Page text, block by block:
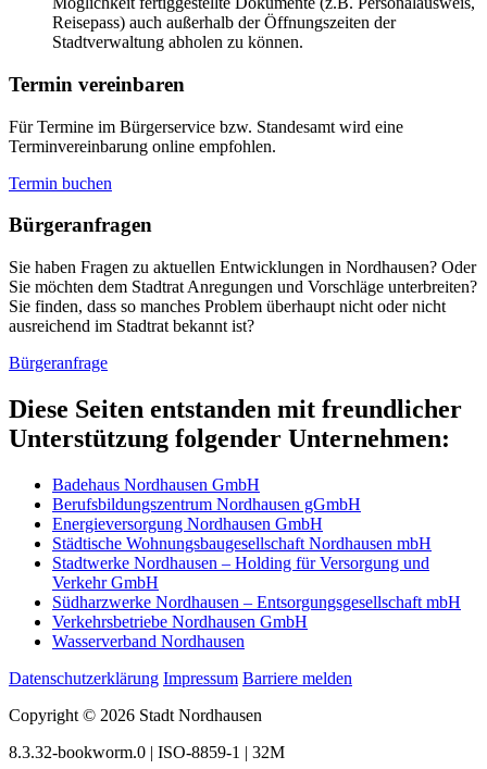
Reisepass) auch außerhalb der Öffnungszeiten der
Stadtverwaltung abholen zu können.
Termin vereinbaren
Für Termine im Bürgerservice bzw. Standesamt wird eine
Terminvereinbarung online empfohlen.
Termin buchen
Bürger­anfragen
Sie haben Fragen zu aktuellen Entwicklungen in Nordhausen? Oder
Sie möchten dem Stadtrat Anregungen und Vorschläge unterbreiten?
Sie finden, dass so manches Problem überhaupt nicht oder nicht
ausreichend im Stadtrat bekannt ist?
Bürgeranfrage
Diese Seiten entstanden mit freundlicher
Unterstützung folgender Unternehmen:
Badehaus Nordhausen GmbH
Berufsbildungszentrum Nordhausen gGmbH
Energieversorgung Nordhausen GmbH
Städtische Wohnungsbaugesellschaft Nordhausen mbH
Stadtwerke Nordhausen – Holding für Versorgung und
Verkehr GmbH
Südharzwerke Nordhausen – Entsorgungsgesellschaft mbH
Verkehrsbetriebe Nordhausen GmbH
Wasserverband Nordhausen
Datenschutzerklärung Impressum Barriere melden
Copyright © 2026 Stadt Nordhausen
8.3.32-bookworm.0 | ISO-8859-1 | 32M